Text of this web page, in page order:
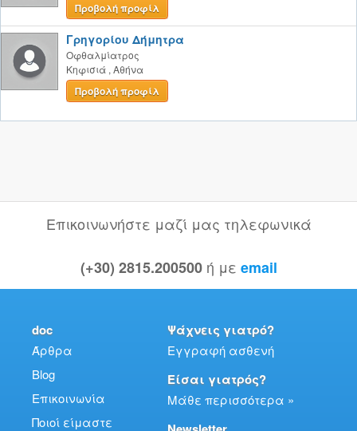
Προβολή προφίλ
Γρηγορίου Δήμητρα
Οφθαλμίατρος
Κηφισιά , Αθήνα
Προβολή προφίλ
Επικοινωνήστε μαζί μας τηλεφωνικά
(+30) 2815.200500 ή με email
doc
Άρθρα
Blog
Επικοινωνία
Ποιοί είμαστε
Ψάχνεις γιατρό?
Εγγραφή ασθενή
Είσαι γιατρός?
Μάθε περισσότερα »